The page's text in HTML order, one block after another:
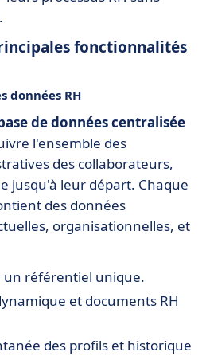
fonctionnalités
données RH
de données centralisée
l'ensemble des
des collaborateurs,
jusqu'à leur départ. Chaque
des données
organisationnelles, et
un référentiel unique.
et documents RH
des profils et historique